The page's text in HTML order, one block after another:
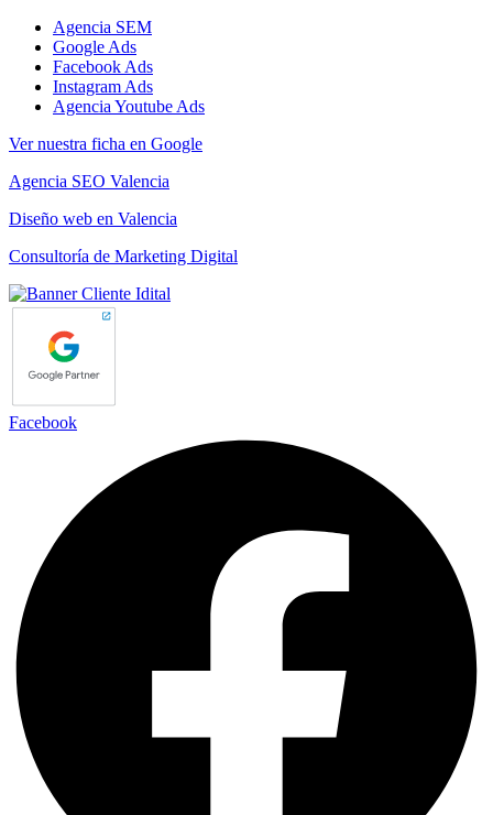
Agencia SEM
Google Ads
Facebook Ads
Instagram Ads
Agencia Youtube Ads
Ver nuestra ficha en Google
Agencia SEO Valencia
Diseño web en Valencia
Consultoría de Marketing Digital
Facebook